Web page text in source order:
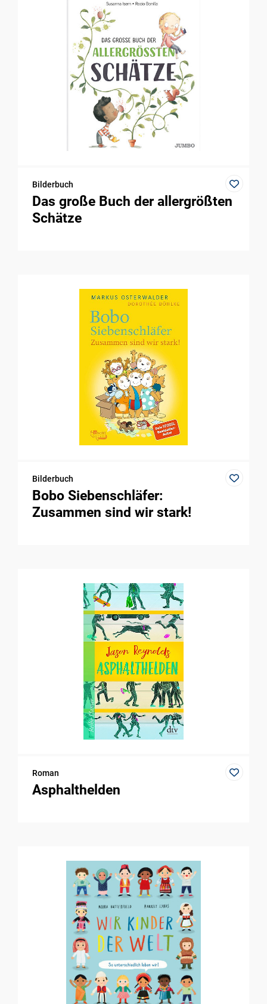
Bilderbuch
Das große Buch der allergrößten
Schätze
Bilderbuch
Bobo Siebenschläfer:
Zusammen sind wir stark!
Roman
Asphalthelden